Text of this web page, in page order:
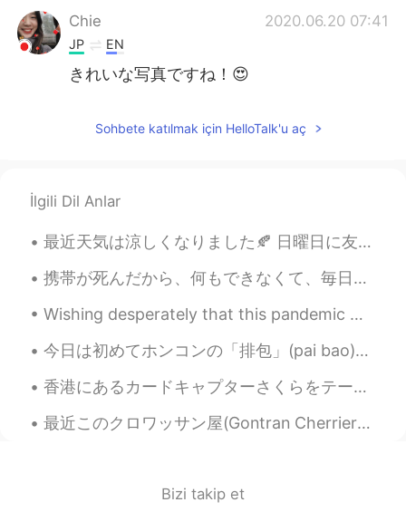
Chie 2020.06.20 07:41
JP EN
きれいな写真ですね！😍
Sohbete katılmak için HelloTalk'u aç
İlgili Dil Anlar
最近天気は涼しくなりました🍂 日曜日に友達とディズニーパークに行きました🐭🌲 池は本当に大きいですね😯たまに公園を散歩するのは幸せだと思います。 皆さんはディズニーランドが好きですか？一番好...
携帯が死んだから、何もできなくて、毎日投稿してたイラストもしなかった😫😫 何も順調に行かないから、徹夜して色々考えていて、結局悪夢三つも見た…ストレス溜まりすぎたー！ ストレスを感じる時は、やっ...
Wishing desperately that this pandemic would end so we can hit the road again, but that doesn't m...
今日は初めてホンコンの「排包」(pai bao)というパンを作ってみました！日本のミルクパンみたい🍞なパンなのかな？ 形は全然整えられなかったね😂 ふわふわの食感も足りない…発酵はうまくできなか...
香港にあるカードキャプターさくらをテーマにしたレストランに行きました！ 香港は小狼くんの故郷だから、料理も香港の代表の飲茶でした！^ ^ 少し高いけど、味は美味しいし、たくさん写真撮れて、楽しか...
最近このクロワッサン屋(Gontran Cherrier)は人気がありますので、一度抹茶クロワッサンを食べてみたよ！本当に美味しかった🎶 やっと美味しいほうじ茶ラテを見つけた‼︎元のアイスほう...
Bizi takip et